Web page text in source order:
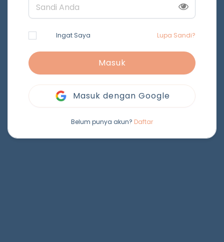
Ingat Saya Lupa Sandi?
Masuk
Masuk dengan Google
Belum punya akun? Daftar